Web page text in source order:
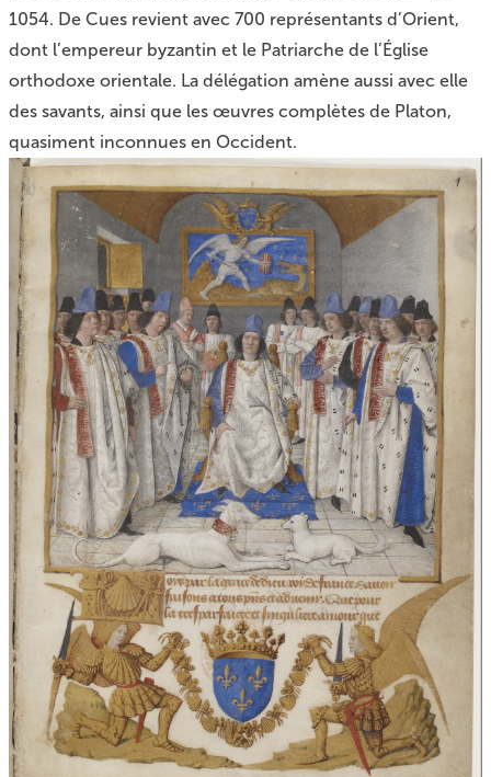
1054. De Cues revient avec 700 représentants d’Orient,
dont l’empereur byzantin et le Patriarche de l’Église
orthodoxe orientale. La délégation amène aussi avec elle
des savants, ainsi que les œuvres complètes de Platon,
quasiment inconnues en Occident.